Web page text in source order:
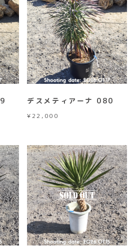
デスメティアーナ 080
¥22,000